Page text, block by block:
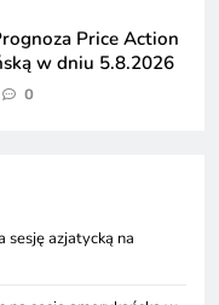
Price Action
w dniu 5.8.2026
0
sesję azjatycką na